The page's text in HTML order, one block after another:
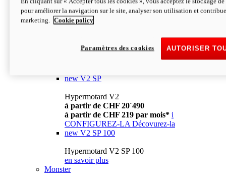
à partir de CHF 13´990 i
CONFIGUREZ-LA Décovurez-la
newV2
à partir de CHF 15´990
à partir de CHF 169 par mois* i
new V2 SP
Hypermotard V2
à partir de CHF 20´490
à partir de CHF 219 par mois* i
CONFIGUREZ-LA Décovurez-la
new V2 SP 100
Hypermotard V2 SP 100
en savoir plus
Monster
pour améliorer la navigation sur le site, analyser son utilisation et
marketing.
Cookie policy
AUTORISER
Paramètres des cookies